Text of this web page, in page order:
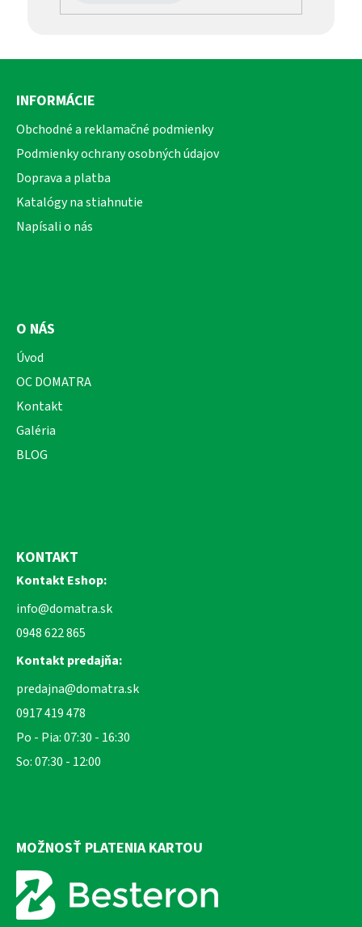
Z
INFORMÁCIE
Obchodné a reklamačné podmienky
Podmienky ochrany osobných údajov
Doprava a platba
Katalógy na stiahnutie
Napísali o nás
O NÁS
Úvod
OC DOMATRA
Kontakt
Galéria
BLOG
KONTAKT
Kontakt Eshop:
info@domatra.sk
0948 622 865
Kontakt predajňa:
predajna@domatra.sk
0917 419 478
Po - Pia: 07:30 - 16:30
So: 07:30 - 12:00
MOŽNOSŤ PLATENIA KARTOU